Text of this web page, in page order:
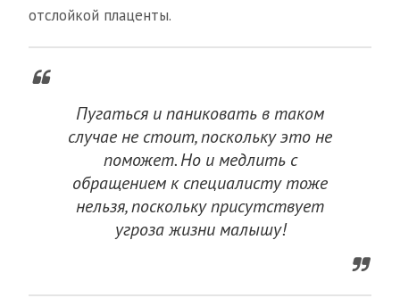
отслойкой плаценты.
Пугаться и паниковать в таком
случае не стоит, поскольку это не
поможет. Но и медлить с
обращением к специалисту тоже
нельзя, поскольку присутствует
угроза жизни малышу!